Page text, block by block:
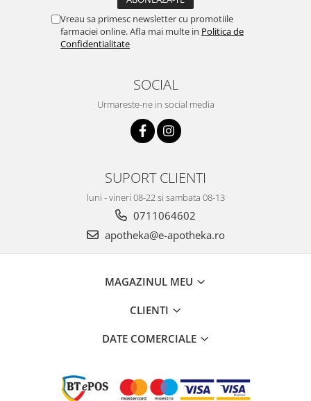
Vreau sa primesc newsletter cu promotiile
farmaciei online. Afla mai multe in Politica de
Confidentialitate
SOCIAL
Urmareste-ne in social media
SUPORT CLIENTI
luni - vineri 08-22 si sambata 08-13
0711064602
apotheka@e-apotheka.ro
MAGAZINUL MEU
CLIENTI
DATE COMERCIALE